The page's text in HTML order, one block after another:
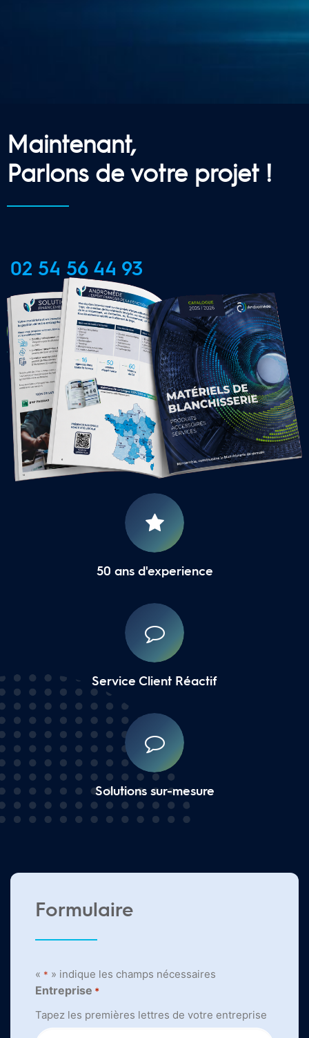
Maintenant,
Parlons de votre projet !
02 54 56 44 93
CONTACTER UNE AGENCE
LOCALE
16 Agences Régionales
50 ans d'experience
Service Client Réactif
Solutions sur-mesure
Formulaire
« * » indique les champs nécessaires
Entreprise *
Tapez les premières lettres de votre entreprise